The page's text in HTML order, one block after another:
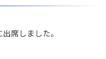
席しました。